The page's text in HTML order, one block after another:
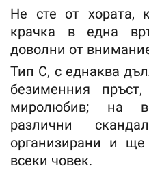
Не сте от хората,
крачка в една
доволни от
Тип С, с еднаква
безименния
миролюбив; на
различни
организирани и
всеки човек.